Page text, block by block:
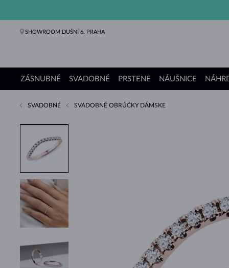
SHOWROOM DUŠNÍ 6, PRAHA
ZÁSNUBNÉ
Zásnubné prstene
SVADOBNÉ
Svadobné obrúčky
PRSTENE
Prstene
NÁUŠNICE
Náušnice
Náhrdelníky
Náramky
Perly
Šperky
Darčeky
Kolekcie KLENOTA
SVADOBNÉ SVADOBNÉ OBRÚČKY DÁMSKE